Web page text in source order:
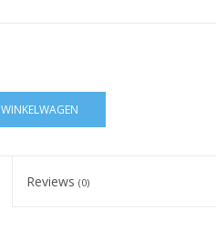
Reviews (0)